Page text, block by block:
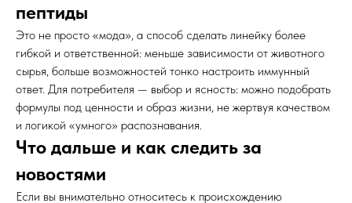
пептиды
Это не просто «мода», а способ сделать линейку более
гибкой и ответственной: меньше зависимости от животного
сырья, больше возможностей тонко настроить иммунный
ответ. Для потребителя — выбор и ясность: можно подобрать
формулы под ценности и образ жизни, не жертвуя качеством
и логикой «умного» распознавания.
Что дальше и как следить за
новостями
Если вы внимательно относитесь к происхождению